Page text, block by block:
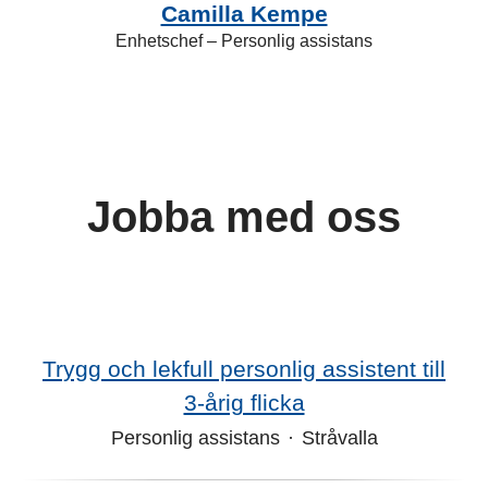
Camilla Kempe
Enhetschef – Personlig assistans
Jobba med oss
Trygg och lekfull personlig assistent till
3‑årig flicka
Personlig assistans · Stråvalla